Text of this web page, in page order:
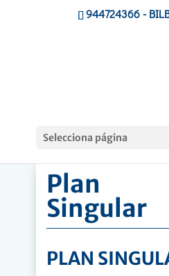
944724366-
Selecciona página
Plan
Singular
PLAN